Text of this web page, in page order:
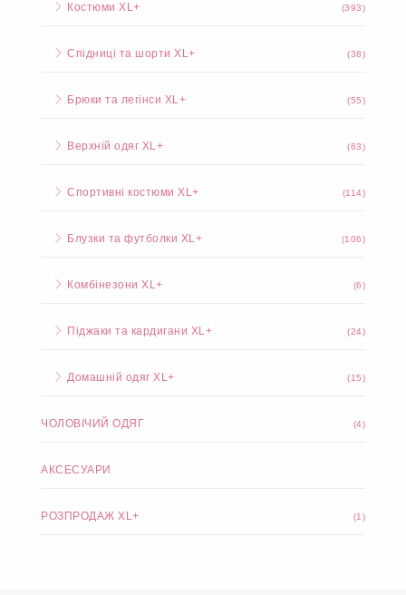
Костюми XL+ (393)
Спідниці та шорти XL+ (38)
Брюки та легінси XL+ (55)
Верхній одяг XL+ (63)
Спортивні костюми XL+ (114)
Блузки та футболки XL+ (106)
Комбінезони XL+ (6)
Піджаки та кардигани XL+ (24)
Домашній одяг XL+ (15)
ЧОЛОВІЧИЙ ОДЯГ (4)
АКСЕСУАРИ
РОЗПРОДАЖ XL+ (1)